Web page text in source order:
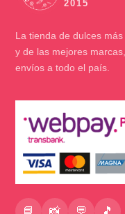
La tienda de dulces
y de las mejores
envíos a todo el país.
📘 📸 💬 🎵